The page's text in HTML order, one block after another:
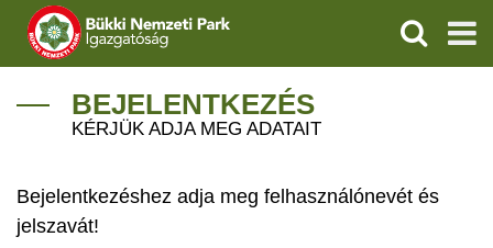
IGAZGATÓSÁG
VÍZVÉDELEM
KERESÉS
BEJELENTKEZÉS
KÉRJÜK ADJA MEG ADATAIT
Bejelentkezéshez adja meg felhasználónevét és
jelszavát!